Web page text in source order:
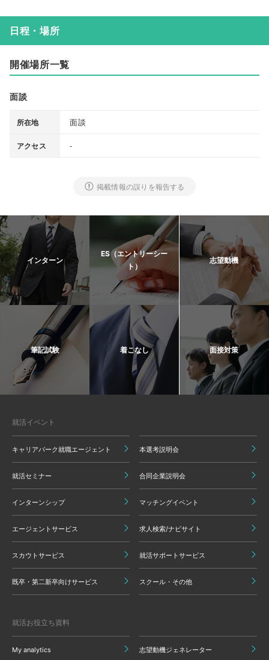
日程・場所
開催場所一覧
面談
所在地 面談
アクセス -
掲載情報の誤りを報告する
インターン
ES（エントリーシー
ト）
志望動機
筆記試験 着こなし 面接対策
就活イベント
キャリアパーク就職エージェント 本選考説明会
就活セミナー 合同企業説明会
インターンシップ マッチングイベント
エージェントサービス 求人検索/ナビサイト
スカウトサービス 就活サポートサービス
既卒・第二新卒向けサービス スクール・その他
就活お役立ち資料
My analytics 志望動機ジェネレーター